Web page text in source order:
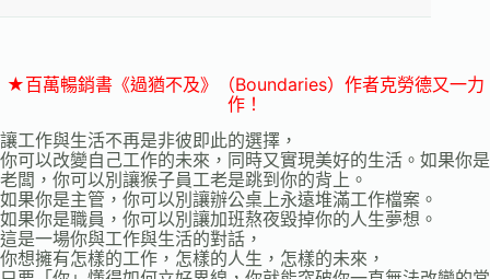
★百萬暢銷書《過猶不及》（Boundaries）作者克勞德又一力
作！
讓工作與生活不再是非彼即此的選擇，
你可以改變自己工作的未來，同時又實現美好的生活。如果你是
老闆，你可以別讓猴子員工老是跳到你的背上。
如果你是主管，你可以別讓辦公桌上永遠堆滿工作檔案。
如果你是職員，你可以別讓加班熬夜毀掉你的人生夢想。
這是一場你與工作與生活的對話，
你想擁有怎樣的工作，怎樣的人生，怎樣的未來，